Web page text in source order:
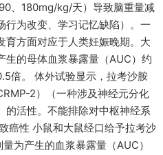
、180mg/kg/天）导致脑重量减
行为改变、学习记忆缺陷）。一
育方面对应于人类妊娠晚期。大
生的母体血浆暴露量（AUC）约
倍。 体外试验显示，拉考沙胺
2）（一种涉及神经元分化
的活性。不能排除对中枢神经系
癌性 小鼠和大鼠经口给予拉考沙
为产生的血浆暴露量（AUC）